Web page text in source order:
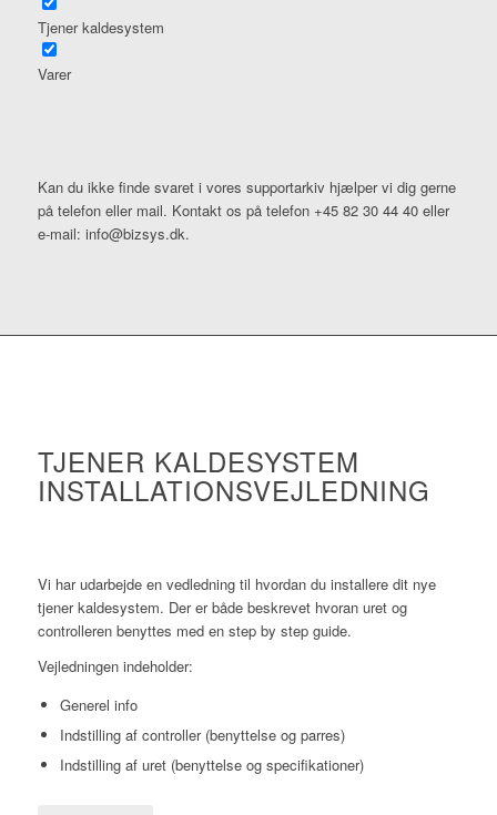
Tjener kaldesystem
Varer
Kan du ikke finde svaret i vores supportarkiv hjælper vi dig gerne
på telefon eller mail. Kontakt os på telefon +45 82 30 44 40 eller
e-mail: info@bizsys.dk.
TJENER KALDESYSTEM
INSTALLATIONSVEJLEDNING
Vi har udarbejde en vedledning til hvordan du installere dit nye
tjener kaldesystem. Der er både beskrevet hvoran uret og
controlleren benyttes med en step by step guide.
Vejledningen indeholder:
Generel info
Indstilling af controller (benyttelse og parres)
Indstilling af uret (benyttelse og specifikationer)